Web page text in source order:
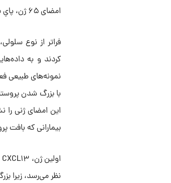
امضای ۶۵ ژن، پایِ بزرگیِ پروستات است!
فراتر از نوع
کردند و به
با بزرگ شدن
این امضای ژنی را
بیمارانی که بافت
نظر می‌رسد، زیرا